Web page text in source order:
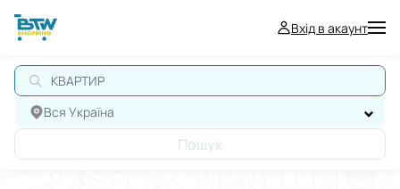
Вхід в акаунт
КВАРТИРА
Вся Україна
Пошук